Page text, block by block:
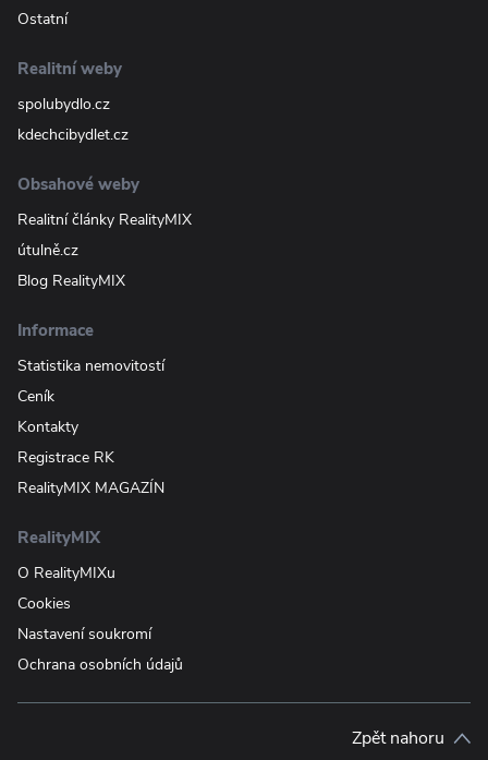
Ostatní
Realitní weby
spolubydlo.cz
kdechcibydlet.cz
Obsahové weby
Realitní články RealityMIX
útulně.cz
Blog RealityMIX
Informace
Statistika nemovitostí
Ceník
Kontakty
Registrace RK
RealityMIX MAGAZÍN
RealityMIX
O RealityMIXu
Cookies
Nastavení soukromí
Ochrana osobních údajů
Zpět nahoru